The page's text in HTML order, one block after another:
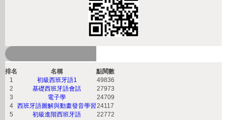
排名 名稱
點閱數
1
初級西班牙語1
49836
2
基礎西班牙語會話
27973
3
電子學
24709
4
西班牙語圖解與動畫發音學習24117
5
初級進階西班牙語
22772